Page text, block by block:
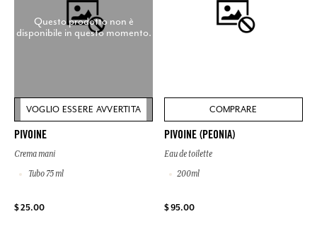
Questo prodotto non è
disponibile in questo momento.
VOGLIO ESSERE AVVERTITA
PIVOINE
Crema mani
Tubo 75 ml
$ 25.00
COMPRARE
PIVOINE (PEONIA)
Eau de toilette
200ml
$ 95.00